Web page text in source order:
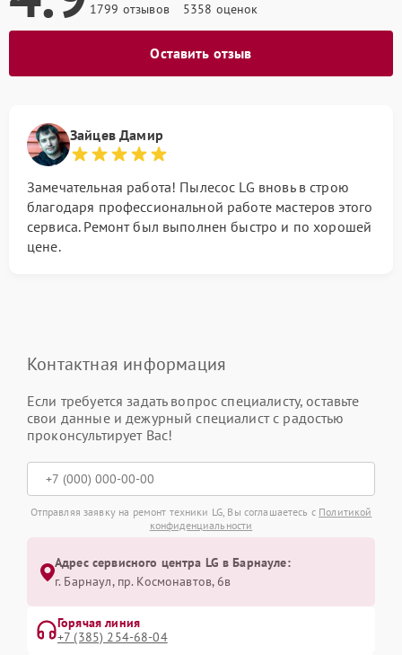
1799 отзывов 5358 оценок
Оставить отзыв
Зайцев Дамир
Замечательная работа! Пылесос LG вновь в строю
благодаря профессиональной работе мастеров этого
сервиса. Ремонт был выполнен быстро и по хорошей
цене.
Контактная информация
Если требуется задать вопрос специалисту, оставьте
свои данные и дежурный специалист с радостью
проконсультирует Вас!
Отправляя заявку на ремонт техники LG, Вы соглашаетесь с Политикой
конфиденциальности
Адрес сервисного центра LG в Барнауле:
г. Барнаул, ​пр. Космонавтов, 6в
Горячая линия
+7 (385) 254-68-04